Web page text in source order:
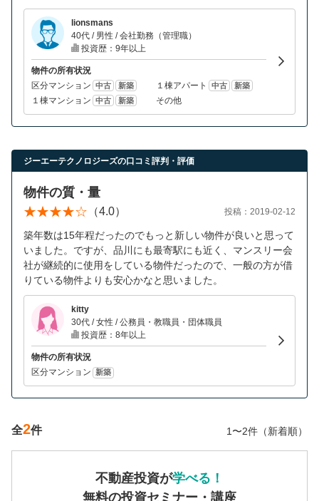
lionsmans
40代 / 男性 / 会社勤務（管理職）
投資歴：9年以上
物件の所有状況
区分マンション 中古 新築 １棟アパート 中古 新築
１棟マンション 中古 新築 その他
ジーエーテクノロジーズの口コミ評判・評価
物件の質・量
（4.0） 投稿：2019-02-12
築年数は15年程だったのでもっと新しい物件が良いと思って
いました。ですが、品川にも最寄駅にも近く、マンスリー会
社が継続的に使用をしている物件だったので、一般の方が借
りている物件よりも安心かなと思いました。
kitty
30代 / 女性 / 公務員・教職員・団体職員
投資歴：8年以上
物件の所有状況
区分マンション 新築
全2件 1〜2件（新着順）
不動産投資が学べる！
無料の投資セミナー・講座